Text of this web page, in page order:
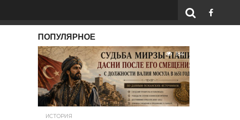
ПОПУЛЯРНОЕ
184
ИСТОРИЯ